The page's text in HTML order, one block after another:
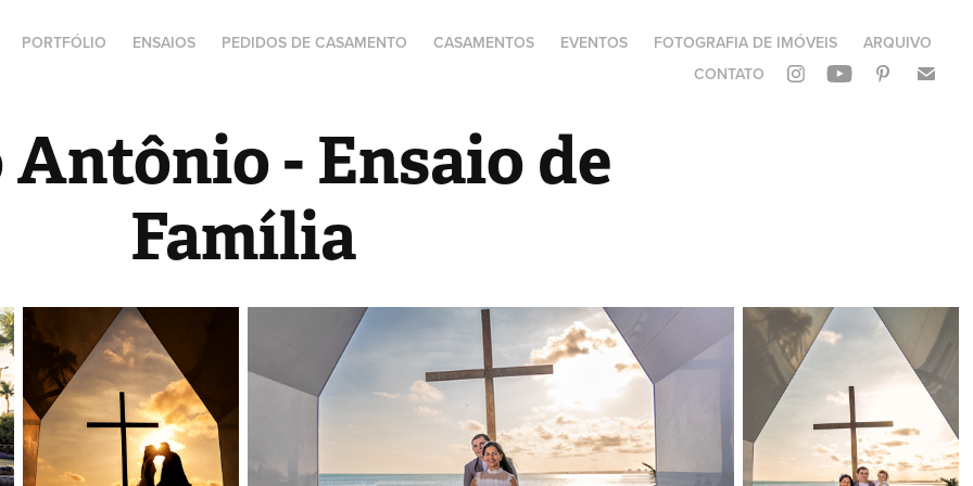
PORTFÓLIO ENSAIOS PEDIDOS DE CASAMENTO CASAMENTOS EVENTOS FOTOGRAFIA DE IMÓVEIS
ARQUIVO
CONTATO
Antônio - Ensaio de
Família